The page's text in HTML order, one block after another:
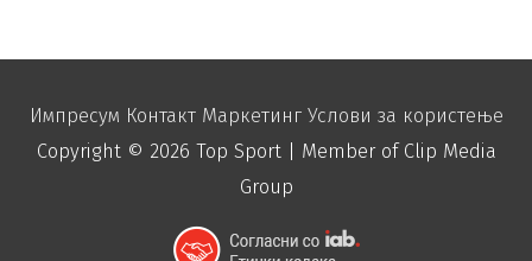
Импресум Контакт Маркетинг Услови за користење
Copyright © 2026 Top Sport| Member of Clip Media
Group